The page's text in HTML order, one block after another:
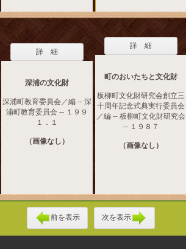
詳 細
深浦の文化財
深浦町教育委員会／編 -- 深
浦町教育委員会 -- １９９
１．１
（画像なし）
詳 細
町のおいたちと文化財
板柳町文化財研究会創立三
十周年記念式典実行委員会
／編 -- 板柳町文化財研究会
-- １９８７
（画像なし）
前を表示 次を表示